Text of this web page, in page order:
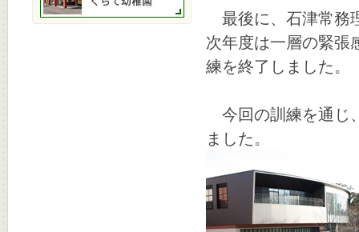
最後に、石津常務
次年度は一層の緊張
練を終了しました。
今回の訓練を通じ
ました。